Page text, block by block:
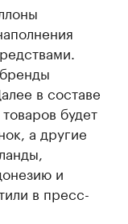
в составе
будет
а другие
и
в пресс-